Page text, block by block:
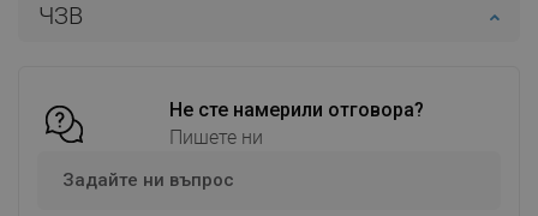
ЧЗВ
Не сте намерили отговора?
Пишете ни
Задайте ни въпрос
Добави в количката Добави в количката